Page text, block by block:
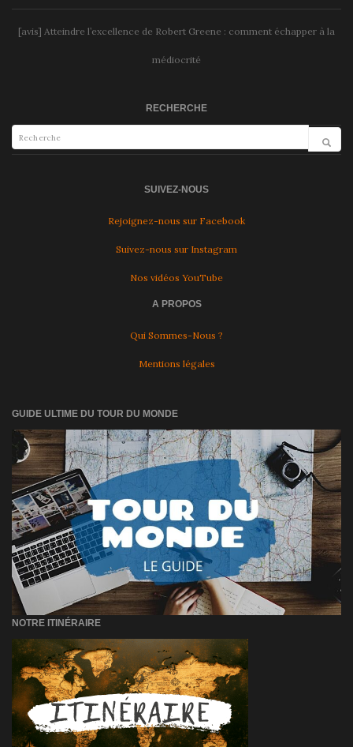
[avis] Atteindre l’excellence de Robert Greene : comment échapper à la
médiocrité
RECHERCHE
SUIVEZ-NOUS
Rejoignez-nous sur Facebook
Suivez-nous sur Instagram
Nos vidéos YouTube
A PROPOS
Qui Sommes-Nous ?
Mentions légales
GUIDE ULTIME DU TOUR DU MONDE
NOTRE ITINÉRAIRE